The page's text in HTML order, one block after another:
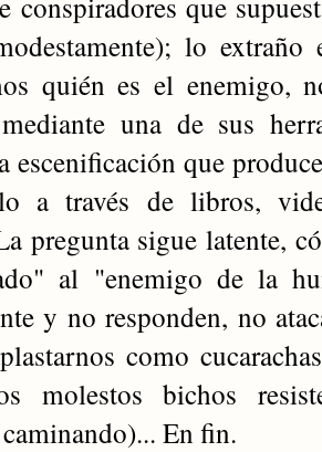
lo
quién es el enemigo,
una de sus
escenificación que
a través de libros,
pregunta sigue latente,
al "enemigo de la
y no responden, no
como
molestos bichos
En fin.